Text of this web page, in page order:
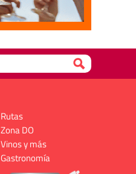
Rutas
Zona DO
Vinos y más
Gastronomía